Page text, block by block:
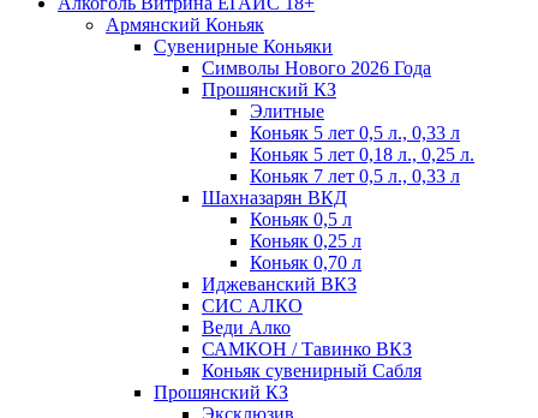
Армянский Коньяк
Сувенирные Коньяки
Символы Нового 2026 Года
Прошянский КЗ
Элитные
Коньяк 5 лет 0,5 л., 0,33 л
Коньяк 5 лет 0,18 л., 0,25 л.
Коньяк 7 лет 0,5 л., 0,33 л
Шахназарян ВКД
Коньяк 0,5 л
Коньяк 0,25 л
Коньяк 0,70 л
Иджеванский ВКЗ
СИС АЛКО
Веди Алко
САМКОН / Тавинко ВКЗ
Коньяк сувенирный Сабля
Прошянский КЗ
Эксклюзив